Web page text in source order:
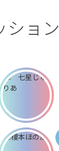
ション